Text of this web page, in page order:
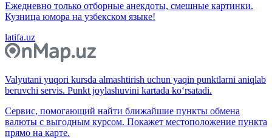
Ежедневно только отборные анекдоты, смешные картинки.
Кузница юмора на узбекском языке!
latifa.uz
Valyutani yuqori kursda almashtirish uchun yaqin punktlarni aniqlab
beruvchi servis. Punkt joylashuvini kartada ko‘rsatadi.
Сервис, помогающий найти ближайшие пункты обмена
валюты с выгодным курсом. Покажет местоположение пункта
прямо на карте.